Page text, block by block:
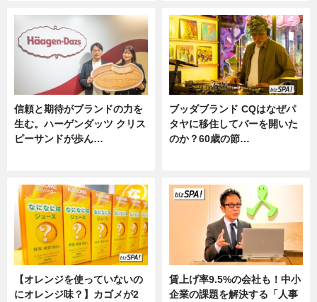
信頼と期待がブランドの力を
生む。ハーゲンダッツ クリス
ピーサンドが歩ん…
ブッダブランド CQはなぜパ
タヤに移住してバーを開いた
のか？60歳の節…
【オレンジを使っていないの
にオレンジ味？】カゴメが2
賃上げ率9.5%の会社も！中小
企業の課題を解決する「人事